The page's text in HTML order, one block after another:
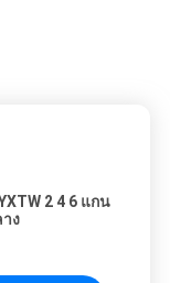
2 4 6 แกน
ง